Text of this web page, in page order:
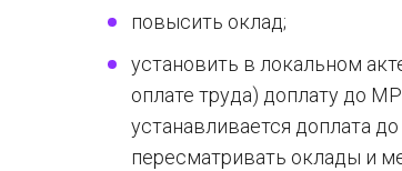
повысить оклад;
установить в локальном
оплате труда) доплату до
устанавливается доплата
пересматривать оклады и